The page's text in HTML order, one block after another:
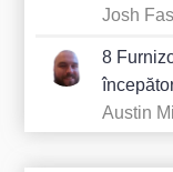
Josh
8
Austin